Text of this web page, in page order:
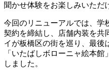
聞かせ体験をお楽しみいただ
今回のリニューアルでは、学
契約を締結し、店舗内装を共
イが板橋区の街を巡り、最後
「いたばしボローニャ絵本
しました。